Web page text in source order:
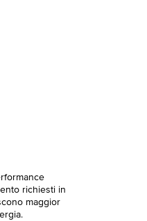
richiesti in
maggior